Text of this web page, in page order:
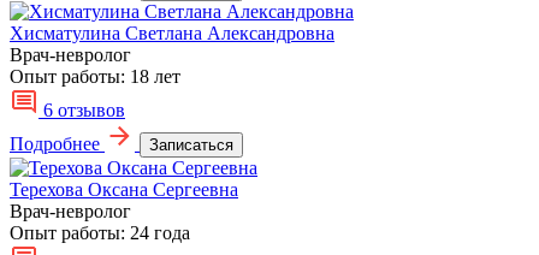
Хисматулина Светлана Александровна
Врач-невролог
Опыт работы: 18 лет
6 отзывов
Подробнее
Записаться
Терехова Оксана Сергеевна
Врач-невролог
Опыт работы: 24 года